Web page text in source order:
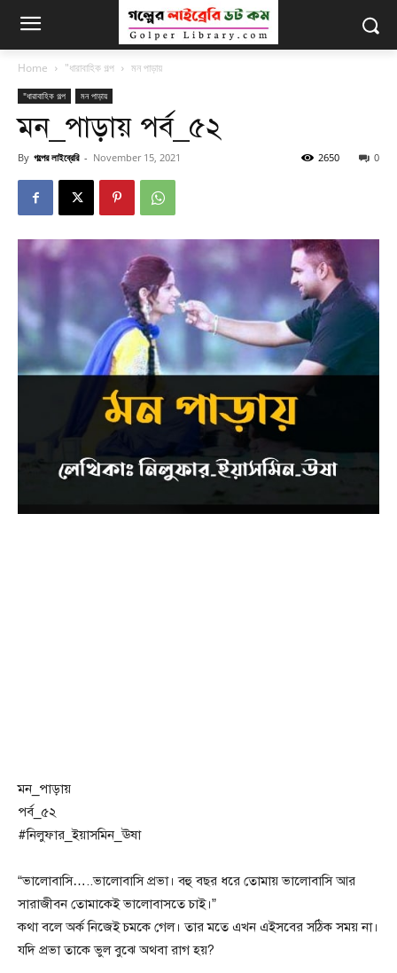
Home "ধারাবাহিক গল্প মন পাড়ায়
"ধারাবাহিক গল্প মন পাড়ায়
মন_পাড়ায় পর্ব_৫২
By গল্পের লাইব্রেরি - November 15, 2021 0
2650
মন_পাড়ায়
পর্ব_৫২
#নিলুফার_ইয়াসমিন_ঊষা
“ভালোবাসি…..ভালোবাসি প্রভা। বহু বছর ধরে তোমায় ভালোবাসি আর
সারাজীবন তোমাকেই ভালোবাসতে চাই।”
কথা বলে অর্ক নিজেই চমকে গেল। তার মতে এখন এইসবের সঠিক সময় না।
যদি প্রভা তাকে ভুল বুঝে অথবা রাগ হয়?